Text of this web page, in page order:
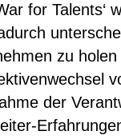
for
zu
der